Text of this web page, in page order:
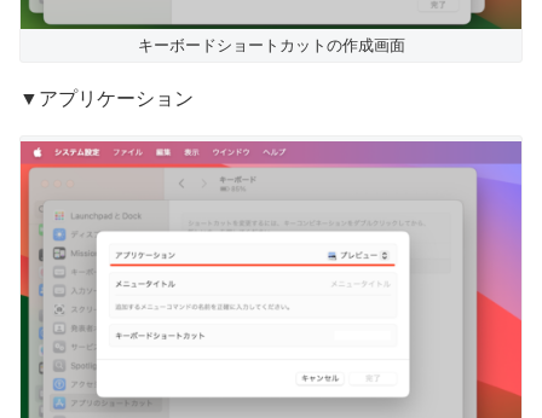
キーボードショートカットの作成画面
▼アプリケーション